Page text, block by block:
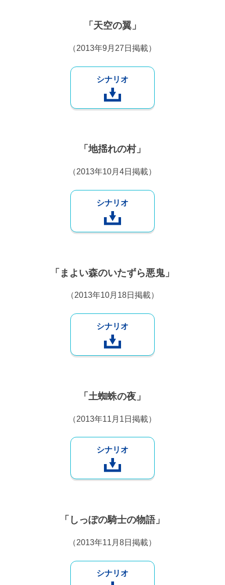
「天空の翼」
（2013年9月27日掲載）
シナリオ
「地揺れの村」
（2013年10月4日掲載）
シナリオ
「まよい森のいたずら悪鬼」
（2013年10月18日掲載）
シナリオ
「土蜘蛛の夜」
（2013年11月1日掲載）
シナリオ
「しっぽの騎士の物語」
（2013年11月8日掲載）
シナリオ